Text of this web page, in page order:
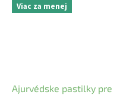
Viac za menej
Ajurvédske pastilky pre